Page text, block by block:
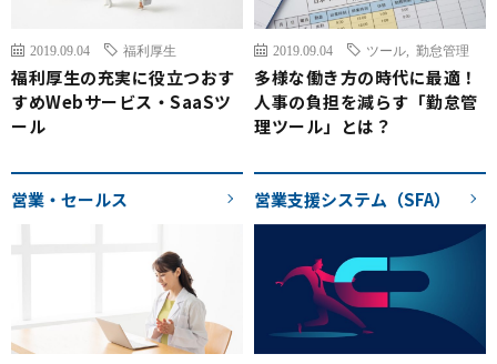
2019.09.04 福利厚生
福利厚生の充実に役立つおす
すめWebサービス・SaaSツ
ール
2019.09.04 ツール 勤怠管理
多様な働き方の時代に最適！
人事の負担を減らす「勤怠管
理ツール」とは？
営業・セールス 営業支援システム（SFA）